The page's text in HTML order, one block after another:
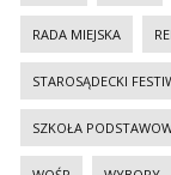
RADA MIEJSKA
STAROSĄDECKI
SZKOŁA